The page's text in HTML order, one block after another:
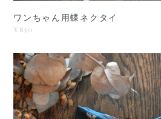
ワンちゃん用蝶ネクタイ
¥850